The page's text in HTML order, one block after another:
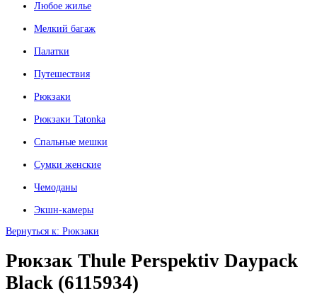
Любое жилье
Мелкий багаж
Палатки
Путешествия
Рюкзаки
Рюкзаки Tatonka
Спальные мешки
Сумки женские
Чемоданы
Экшн-камеры
Вернуться к: Рюкзаки
Рюкзак Thule Perspektiv Daypack
Black (6115934)